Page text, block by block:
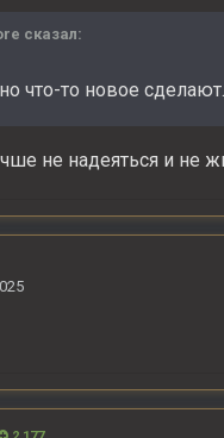
сказал:
что-то новое
не надеяться и не